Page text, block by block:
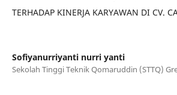
TERHADAP KINERJA KARYAWAN DI CV.
Sofiyanurriyanti nurri yanti
Sekolah Tinggi Teknik Qomaruddin (STTQ)